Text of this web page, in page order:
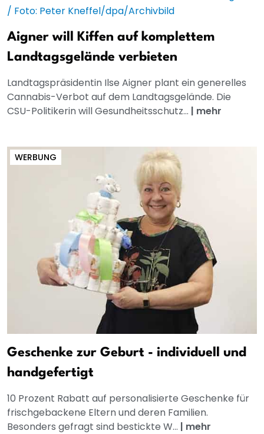
Aigner will Kiffen auf komplettem
Landtagsgelände verbieten
Landtagspräsidentin Ilse Aigner plant ein generelles
Cannabis-Verbot auf dem Landtagsgelände. Die
CSU-Politikerin will Gesundheitsschutz... | mehr
WERBUNG
Geschenke zur Geburt - individuell und
handgefertigt
10 Prozent Rabatt auf personalisierte Geschenke für
frischgebackene Eltern und deren Familien.
Besonders gefragt sind bestickte W... | mehr